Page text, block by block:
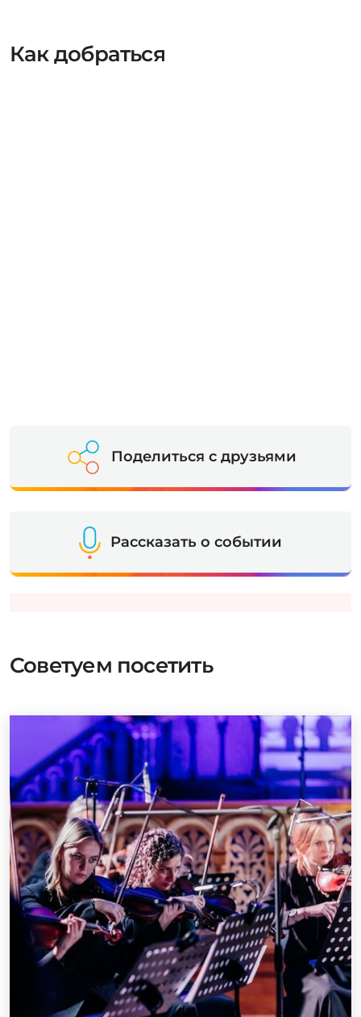
Как добраться
Поделиться с друзьями
Рассказать о событии
Советуем посетить